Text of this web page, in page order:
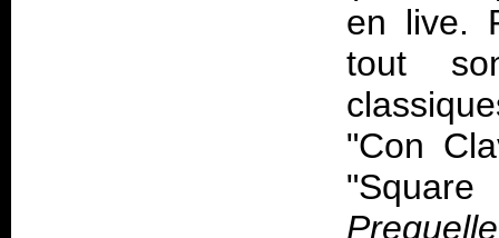
en live.
tout
"Con
Prequelle